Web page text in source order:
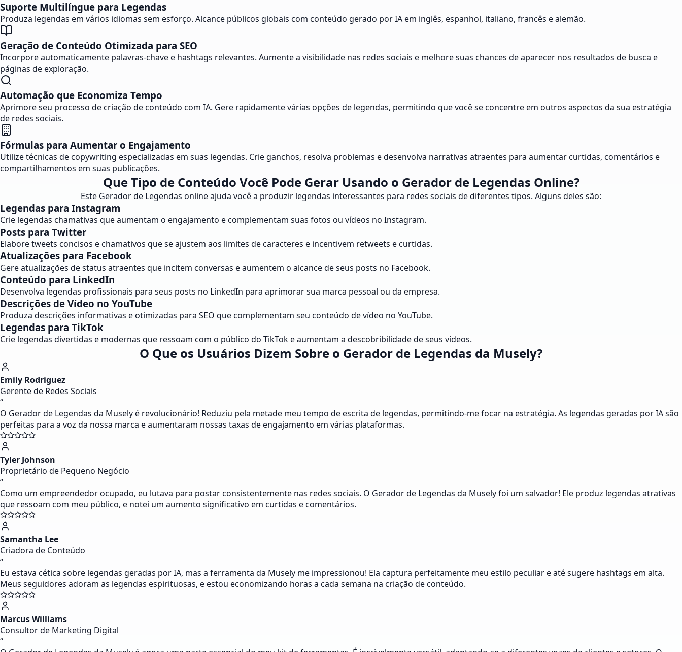
Suporte Multilíngue para Legendas
Produza legendas em vários idiomas sem esforço. Alcance públicos globais com conteúdo gerado por IA em inglês, espanhol, italiano, francês e alemão.
Geração de Conteúdo Otimizada para SEO
Incorpore automaticamente palavras-chave e hashtags relevantes. Aumente a visibilidade nas redes sociais e melhore suas chances de aparecer nos resultados de busca e
páginas de exploração.
Automação que Economiza Tempo
Aprimore seu processo de criação de conteúdo com IA. Gere rapidamente várias opções de legendas, permitindo que você se concentre em outros aspectos da sua estratégia
de redes sociais.
Fórmulas para Aumentar o Engajamento
Utilize técnicas de copywriting especializadas em suas legendas. Crie ganchos, resolva problemas e desenvolva narrativas atraentes para aumentar curtidas, comentários e
compartilhamentos em suas publicações.
Que Tipo de Conteúdo Você Pode Gerar Usando o Gerador de Legendas Online?
Este Gerador de Legendas online ajuda você a produzir legendas interessantes para redes sociais de diferentes tipos. Alguns deles são:
Legendas para Instagram
Crie legendas chamativas que aumentam o engajamento e complementam suas fotos ou vídeos no Instagram.
Posts para Twitter
Elabore tweets concisos e chamativos que se ajustem aos limites de caracteres e incentivem retweets e curtidas.
Atualizações para Facebook
Gere atualizações de status atraentes que incitem conversas e aumentem o alcance de seus posts no Facebook.
Conteúdo para LinkedIn
Desenvolva legendas profissionais para seus posts no LinkedIn para aprimorar sua marca pessoal ou da empresa.
Descrições de Vídeo no YouTube
Produza descrições informativas e otimizadas para SEO que complementam seu conteúdo de vídeo no YouTube.
Legendas para TikTok
Crie legendas divertidas e modernas que ressoam com o público do TikTok e aumentam a descobribilidade de seus vídeos.
O Que os Usuários Dizem Sobre o Gerador de Legendas da Musely?
Emily Rodriguez
Gerente de Redes Sociais
“
O Gerador de Legendas da Musely é revolucionário! Reduziu pela metade meu tempo de escrita de legendas, permitindo-me focar na estratégia. As legendas geradas por IA são
perfeitas para a voz da nossa marca e aumentaram nossas taxas de engajamento em várias plataformas.
Tyler Johnson
Proprietário de Pequeno Negócio
“
Como um empreendedor ocupado, eu lutava para postar consistentemente nas redes sociais. O Gerador de Legendas da Musely foi um salvador! Ele produz legendas atrativas
que ressoam com meu público, e notei um aumento significativo em curtidas e comentários.
Samantha Lee
Criadora de Conteúdo
“
Eu estava cética sobre legendas geradas por IA, mas a ferramenta da Musely me impressionou! Ela captura perfeitamente meu estilo peculiar e até sugere hashtags em alta.
Meus seguidores adoram as legendas espirituosas, e estou economizando horas a cada semana na criação de conteúdo.
Marcus Williams
Consultor de Marketing Digital
“